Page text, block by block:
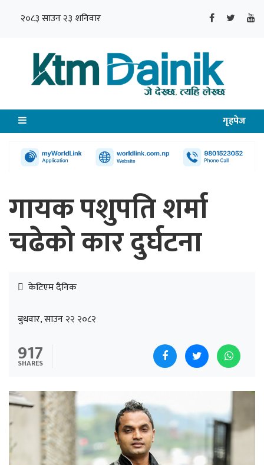
२०८३ साउन २३ शनिवार
गृहपेज
गायक पशुपति शर्मा
चढेको कार दुर्घटना
केटिएम दैनिक
बुधवार, साउन २२ २०८२
917
SHARES